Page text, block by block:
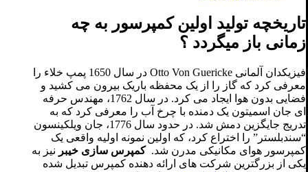
تاریخچه تولید اولین کمپرسور به چه
زمانی باز میگردد ؟
فیزیکدان آلمانی Otto Von Guericke در سال 1650 پمپ خلاء را
معرفی کرد که گاز را از یک محفظه باریک بیرون می کشید و
فضایی بدون هوا ایجاد می کرد. در سال 1762، مهندس حرفه
ای جان اسمیتون یک دمنده با چرخ آب را معرفی کرد که به
تدریج جایگزین دمش شد. در حدود سال 1776، جان ویلکینسون
“سندبلستر” را اختراع کرد، که اولین نمونه اولیه واقعی یک
کمپرسور هوای مکانیکی مدرن شد.کمپرس سازی خیبر نیز به
یکی از بزرگترین شرکت های ارائه دهنده کمپرس تبدیل شده